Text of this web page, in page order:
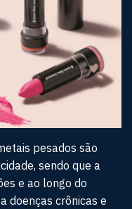
pesados são
sendo que a
e ao longo do
doenças crônicas e